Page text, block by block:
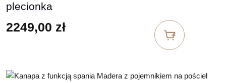
plecionka
2249,00 zł